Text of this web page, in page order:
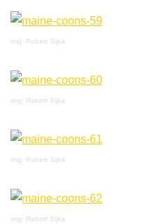
img: Robert Sijka
img: Robert Sijka
img: Robert Sijka
img: Robert Sijka